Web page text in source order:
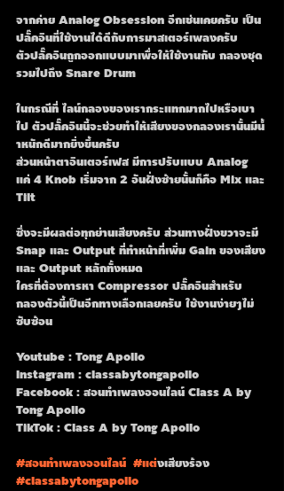
จากค่าย Analog Obsession อีกเช่นเคยครับ เป็น
ปลั๊คอินที่ใช้งานได้ดีกับการมาสเตอร์เพลงครับ
ตัวปลั๊คอินถูกออกแบบมาเพื่อให้ใช้งานกับ กลองชุด
รวมไปถึง Snare Drum
ในกรณีที่ ไลน์กลองของเรากระแทกมากไปหรือเบา
ไป ตัวปลั๊คอินนี้จะช่วยทำให้เสียงของกลองเรานั้นมีนํ้
าหนักดีมากยิ่งขึ้นครับ
ส่วนหน้าตาอินเตอร์เฟส มีการปรับแบบ Analog
แค่ 4 Knob เริ่มจาก 2 อันฝั่งซ้ายนั้นก็คือ Mix และ
Tilt
ซึ่งจะมีผลต่อทุกย่านเสียงครับ ส่วนทางฝั่งขวาจะมี
Snap และ Output ที่ทำหน้าที่เพิ่ม Gain ของเสียง
และ Output หลักทั้งหมด
ใครที่ต้องการหา Compressor ปลั๊คอินสำหรับ
กลองตัวนี้เป็นอีกทางเลือกเลยครับ ใช้งานง่ายๆไม่
ซับซ้อน
Youtube : Tong Apollo
Instagram : classabytongapollo
Facebook : สอนทำเพลงออนไลน์ Class A by
Tong Apollo
TikTok : Class A by Tong Apollo
#สอนทำเพลงออนไลน #แต่งเสียงร้อง
#classabytongapollo